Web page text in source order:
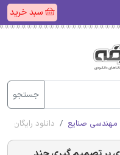
سبد خرید
جستجو
مهندسی صنایع دانلود رایگان